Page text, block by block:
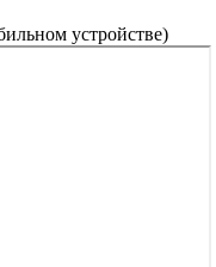
устройстве)